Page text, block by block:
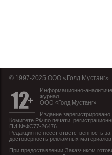
© 1997-2025 OOO «Голд Мустанг»
Информационно-
журнал
ООО «Голд Мустанг»
Издание зарегистрировано
Комитете РФ по печати,
ПИ №ФС77-26476.
Редакция не несет ответственность за
достоверность рекламных материалов.
При предоставлении Заказчиком